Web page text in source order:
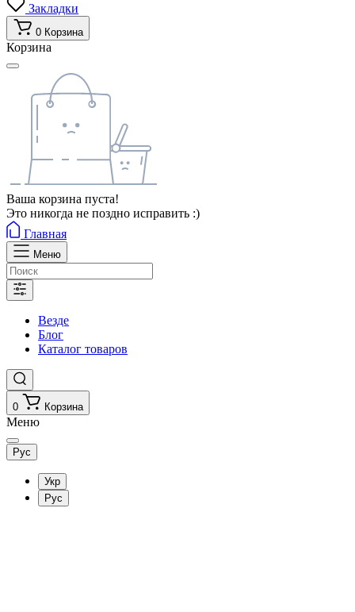
Закладки
0 Корзина
Корзина
Ваша корзина пуста!
Это никогда не поздно исправить :)
Главная
Меню
Везде
Блог
Каталог товаров
0 Корзина
Меню
Рус
Укр
Рус